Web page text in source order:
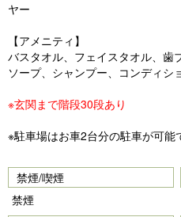
ヤー
【アメニティ】
バスタオル、フェイスタオル、歯
ソープ、シャンプー、コンディシ
※玄関まで階段30段あり
※駐車場はお車2台分の駐車が可能
禁煙/喫煙
禁煙